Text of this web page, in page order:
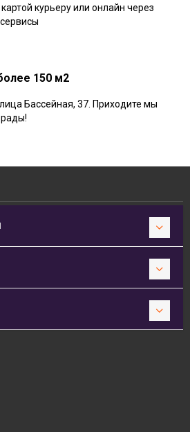
курьеру или онлайн через
150 м2
Бассейная, 37. Приходите мы